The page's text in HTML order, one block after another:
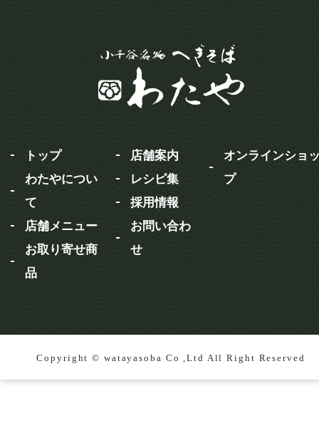
トップ
わたやについ
て
店舗メニュー
お取り寄せ商
品
店舗案内
レシピ集
採用情報
お問い合わ
せ
オンラインショ
プ
Copyright © watayasoba Co ,Ltd All Right Reserved